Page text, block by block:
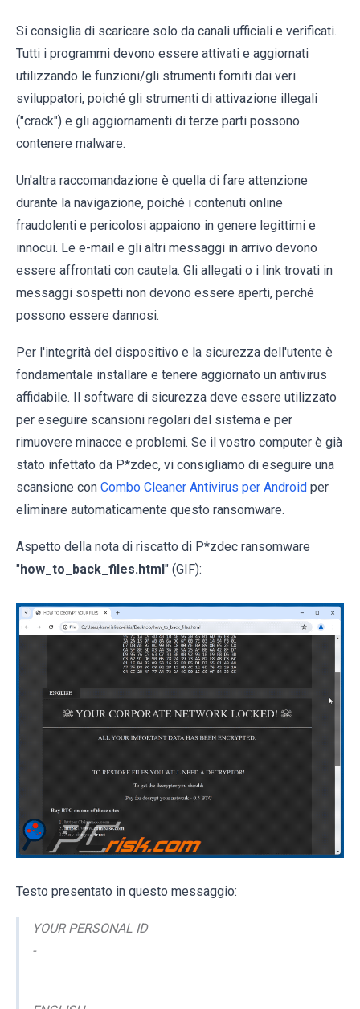
Si consiglia di scaricare solo da canali ufficiali e verificati.
Tutti i programmi devono essere attivati e aggiornati
utilizzando le funzioni/gli strumenti forniti dai veri
sviluppatori, poiché gli strumenti di attivazione illegali
("crack") e gli aggiornamenti di terze parti possono
contenere malware.
Un'altra raccomandazione è quella di fare attenzione
durante la navigazione, poiché i contenuti online
fraudolenti e pericolosi appaiono in genere legittimi e
innocui. Le e-mail e gli altri messaggi in arrivo devono
essere affrontati con cautela. Gli allegati o i link trovati in
messaggi sospetti non devono essere aperti, perché
possono essere dannosi.
Per l'integrità del dispositivo e la sicurezza dell'utente è
fondamentale installare e tenere aggiornato un antivirus
affidabile. Il software di sicurezza deve essere utilizzato
per eseguire scansioni regolari del sistema e per
rimuovere minacce e problemi. Se il vostro computer è già
stato infettato da P*zdec, vi consigliamo di eseguire una
scansione con Combo Cleaner Antivirus per Android per
eliminare automaticamente questo ransomware.
Aspetto della nota di riscatto di P*zdec ransomware
"how_to_back_files.html" (GIF):
Testo presentato in questo messaggio:
YOUR PERSONAL ID
-